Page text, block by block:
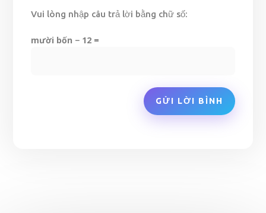
Vui lòng nhập câu trả lời bằng chữ số:
mười bốn − 12 =
GỬI LỜI BÌNH